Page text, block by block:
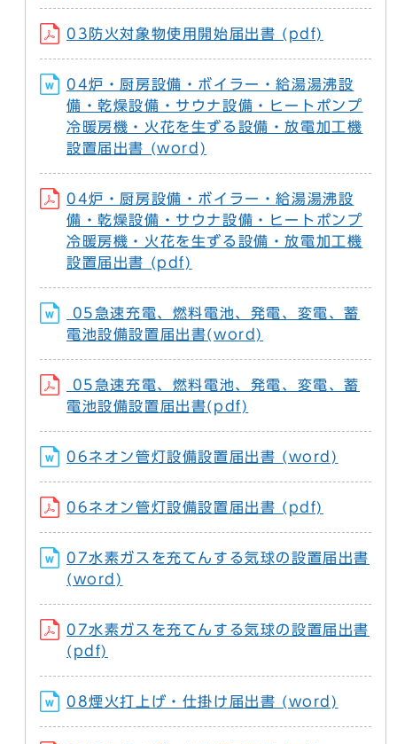
03防火対象物使用開始届出書 (pdf)
04炉・厨房設備・ボイラー・給湯湯沸設
備・乾燥設備・サウナ設備・ヒートポンプ
冷暖房機・火花を生ずる設備・放電加工機
設置届出書 (word)
04炉・厨房設備・ボイラー・給湯湯沸設
備・乾燥設備・サウナ設備・ヒートポンプ
冷暖房機・火花を生ずる設備・放電加工機
設置届出書 (pdf)
05急速充電、燃料電池、発電、変電、蓄
電池設備設置届出書(word)
05急速充電、燃料電池、発電、変電、蓄
電池設備設置届出書(pdf)
06ネオン管灯設備設置届出書 (word)
06ネオン管灯設備設置届出書 (pdf)
07水素ガスを充てんする気球の設置届出書
(word)
07水素ガスを充てんする気球の設置届出書
(pdf)
08煙火打上げ・仕掛け届出書 (word)